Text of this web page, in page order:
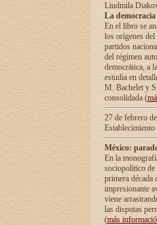
Liudmila
La
En el libro se
los orígenes
partidos
del régimen
democrática, а
estudia en
М. Bachelet у
consolidada (
27 de febrero
México:
En la
sociopolítico de
primera década
impresionante
viene
las disputas
(más